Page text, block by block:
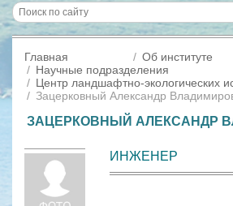
Главная Об институте
Научные подразделения
Центр ландшафтно-экологических
Зацерковный Александр
ЗАЦЕРКОВНЫЙ АЛЕКСАНДР
ИНЖЕНЕР